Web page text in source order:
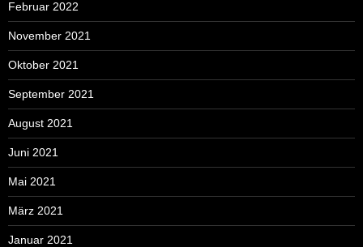
Februar 2022
November 2021
Oktober 2021
September 2021
August 2021
Juni 2021
Mai 2021
März 2021
Januar 2021